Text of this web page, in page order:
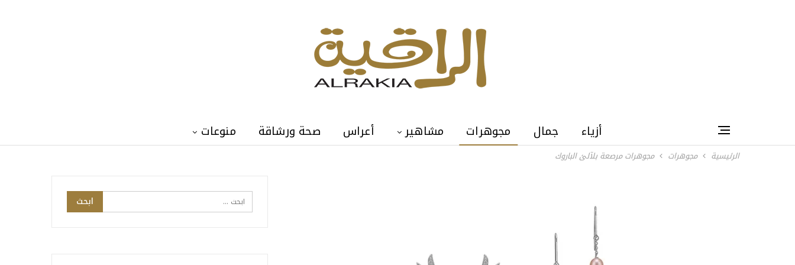
أزياء جمال مجوهرات مشاهير أعراس صحة ورشاقة منوعات
الرئيسية مجوهرات مجوهرات مرصعة بلآلئ الباروك